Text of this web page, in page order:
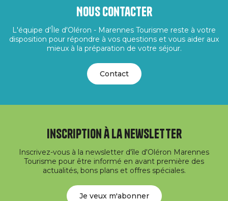
Nous contacter
L'équipe d'Île d'Oléron - Marennes Tourisme reste à votre
disposition pour répondre à vos questions et vous aider aux
mieux à la préparation de votre séjour.
Contact
Inscription à la newsletter
Inscrivez-vous à la newsletter d'île d'Oléron Marennes
Tourisme pour être informé en avant première des
actualités, bons plans et offres spéciales.
Je veux m'abonner